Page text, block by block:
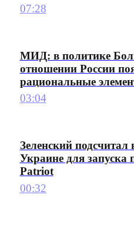
07:28
МИД: в политике
отношении России
рациональные
03:04
Зеленский
Украине для запуска
Patriot
00:32